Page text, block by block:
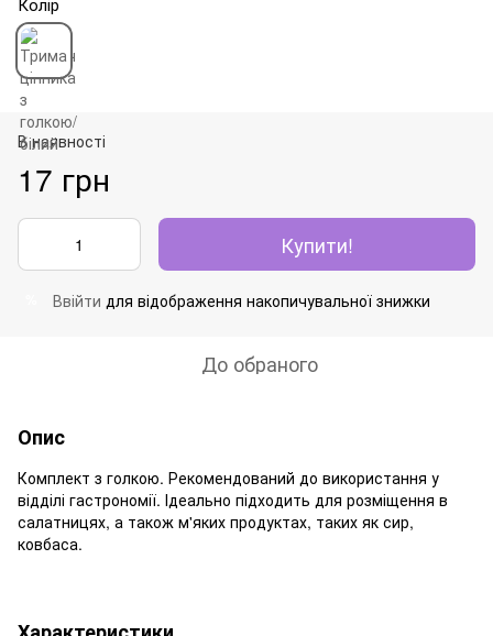
В наявності
17 грн
Купити!
Ввійти для відображення накопичувальної знижки
До обраного
Опис
Комплект з голкою. Рекомендований до використання у
відділі гастрономії. Ідеально підходить для розміщення в
салатницях, а також м'яких продуктах, таких як сир,
ковбаса.